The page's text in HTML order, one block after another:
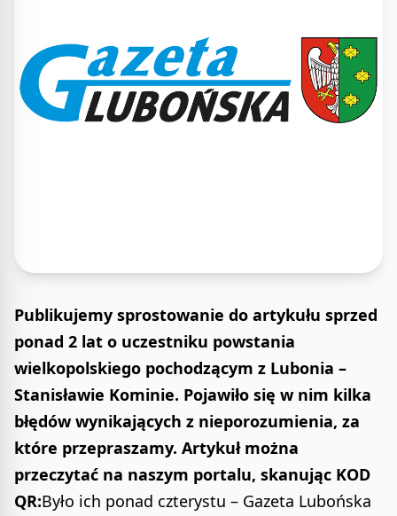
Publikujemy sprostowanie do artykułu sprzed
ponad 2 lat o uczestniku powstania
wielkopolskiego pochodzącym z Lubonia –
Stanisławie Kominie. Pojawiło się w nim kilka
błędów wynikających z nieporozumienia, za
które przepraszamy. Artykuł można
przeczytać na naszym portalu, skanując KOD
QR:Było ich ponad czterystu – Gazeta Lubońska